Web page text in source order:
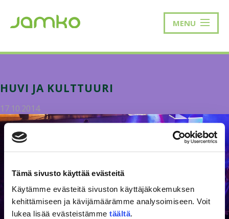
Tämä sivusto käyttää evästeitä
Käytämme evästeitä sivuston käyttäjäkokemuksen
kehittämiseen ja kävijämäärämme analysoimiseen. Voit
lukea lisää evästeistämme täältä.
MENU
HUVI JA KULTTUURI
17.10.2014